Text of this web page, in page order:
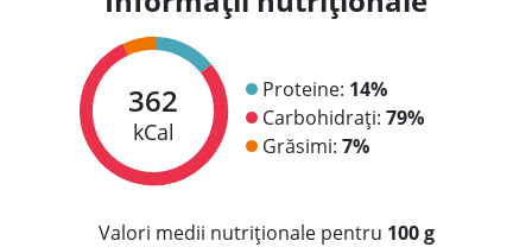
362
kCal
Proteine: 14%
Carbohidrați: 79%
Grăsimi: 7%
Valori medii nutriționale pentru 100 g